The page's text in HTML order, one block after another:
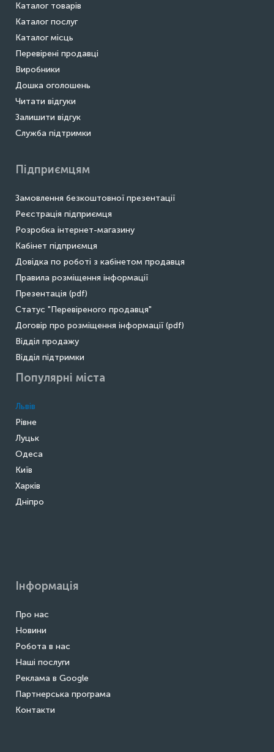
Каталог товарів
Каталог послуг
Каталог місць
Перевірені продавці
Виробники
Дошка оголошень
Читати відгуки
Залишити відгук
Служба підтримки
Підприємцям
Замовлення безкоштовної презентації
Реєстрація підприємця
Розробка інтернет-магазину
Кабінет підприємця
Довідка по роботі з кабінетом продавця
Правила розміщення інформації
Презентація (pdf)
Статус "Перевіреного продавця"
Договір про розміщення інформації (pdf)
Відділ продажу
Відділ підтримки
Популярні міста
Львів
Рівне
Луцьк
Одеса
Київ
Харків
Дніпро
Інформація
Про нас
Новини
Робота в нас
Наші послуги
Реклама в Google
Партнерська програма
Контакти